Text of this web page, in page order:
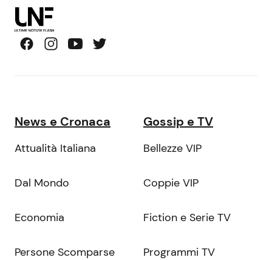
News e Cronaca
Attualità Italiana
Dal Mondo
Economia
Persone Scomparse
Gossip e TV
Bellezze VIP
Coppie VIP
Fiction e Serie TV
Programmi TV